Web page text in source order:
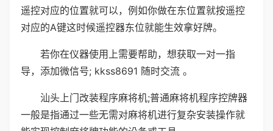
遥控对应的位置就可以，例如你做在东位置就按遥控
对应的A键这时候遥控器东位就能生效拿好牌。
若你在仪器使用上需要帮助，想获取一对一指
导，添加微信号; kkss8691 随时交流 。
汕头上门改装程序麻将机;普通麻将机程序控牌器
一般是指通过一些无需对麻将机进行复杂安装操作就